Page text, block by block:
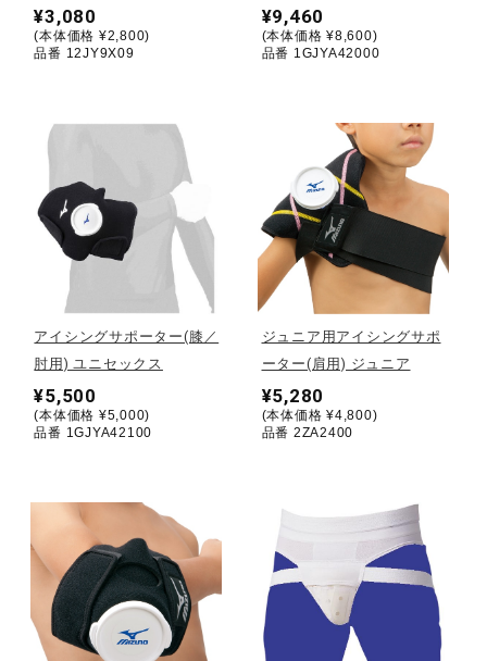
陸上競技
ソフトボール
柔道
ウィンタースポーツ
ワーキング
ライフスタイルグッズ
インナー
¥3,080
(本体価格 ¥2,800)
品番 12JY9X09
¥9,460
(本体価格 ¥8,600)
品番 1GJYA42000
アイシングサポーター(膝／
肘用) ユニセックス
¥5,500
(本体価格 ¥5,000)
品番 1GJYA42100
ジュニア用アイシングサポ
ーター(肩用) ジュニア
¥5,280
(本体価格 ¥4,800)
品番 2ZA2400